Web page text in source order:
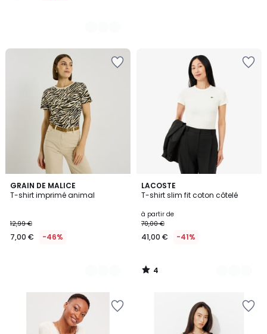
GRAIN DE MALICE
T-shirt imprimé animal
12,99 €
7,00 € -46%
2
Couleurs
LACOSTE
T-shirt slim fit coton côtelé
à partir de
70,00 €
41,00 € -41%
4
/
7
Couleurs
4
/